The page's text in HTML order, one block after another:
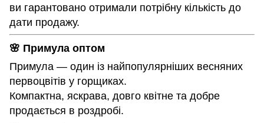
ви гарантовано отримали потрібну кількість до
дати продажу.
🌸 Примула оптом
Примула — один із найпопулярніших весняних
первоцвітів у горщиках.
Компактна, яскрава, довго квітне та добре
продається в роздробі.